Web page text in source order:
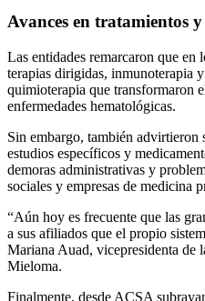
Avances en tratamientos
Las entidades remarcaron que en
terapias dirigidas, inmunoterapia
quimioterapia que transformaron
enfermedades hematológicas.
Sin embargo, también advirtieron
estudios específicos y
demoras administrativas y
sociales y empresas de medicina
“Aún hoy es frecuente que las
a sus afiliados que el propio
Mariana Auad, vicepresidenta de
Mieloma.
Finalmente, desde ACSA